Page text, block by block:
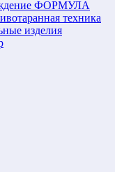
ФОРМУЛА
техника
изделия